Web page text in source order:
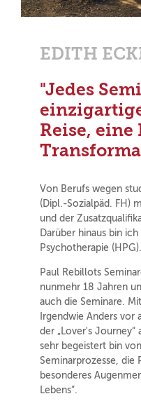
EDITH
"Jedes
Reise, eine
Von Berufs wegen
(Dipl.-Sozialpäd. FH)
und der
Darüber hinaus bin
Psychotherapie (HPG).
Paul Rebillots
nunmehr 18 Jahren
auch die Seminare.
Irgendwie Anders vor
der „Lover's
sehr begeistert bin
Seminarprozesse, die
besonderes
Lebens“.